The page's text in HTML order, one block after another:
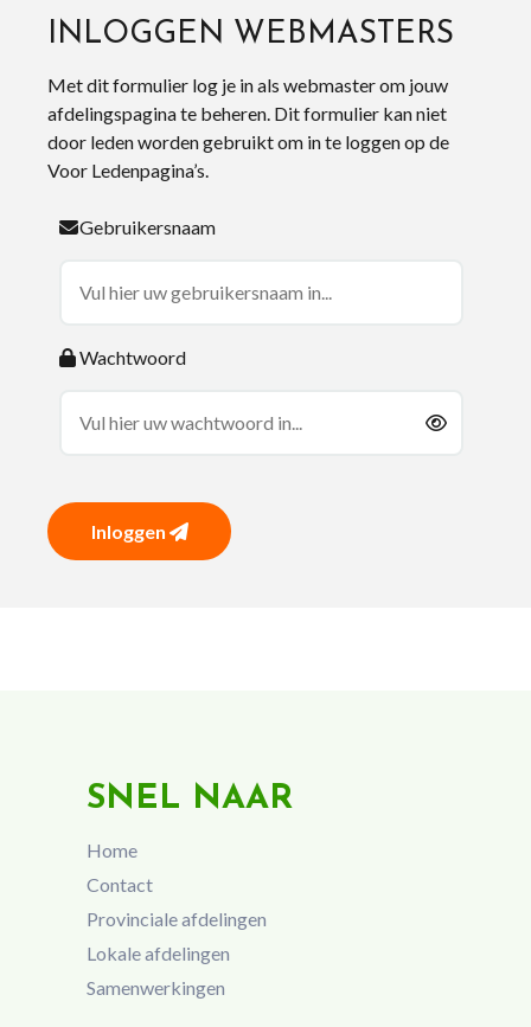
INLOGGEN WEBMASTERS
Met dit formulier log je in als webmaster om jouw
afdelingspagina te beheren. Dit formulier kan niet
door leden worden gebruikt om in te loggen op de
Voor Ledenpagina’s.
Gebruikersnaam
Wachtwoord
Inloggen
SNEL NAAR
Home
Contact
Provinciale afdelingen
Lokale afdelingen
Samenwerkingen